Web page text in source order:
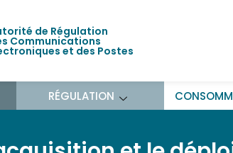
de Régulation
Communications
et des Postes
RÉGULATION